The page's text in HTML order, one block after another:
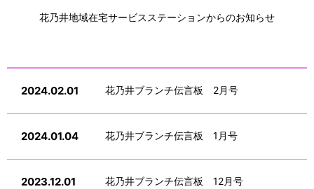
花乃井地域在宅サービスステーションからのお知らせ
2024.02.01 花乃井ブランチ伝言板 2月号
2024.01.04 花乃井ブランチ伝言板 1月号
2023.12.01 花乃井ブランチ伝言板 12月号